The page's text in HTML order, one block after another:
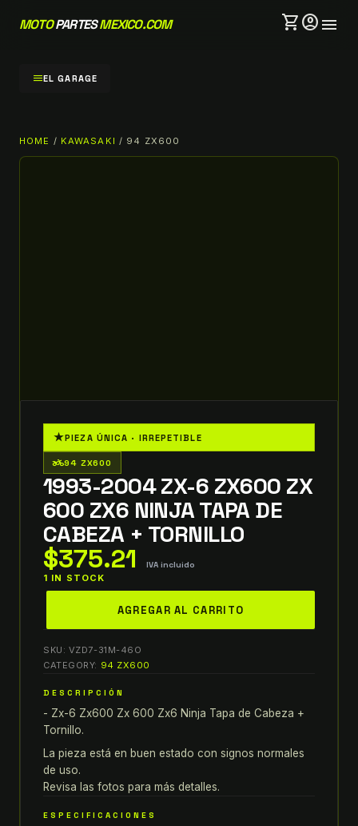
MOTOPARTESMEXICO.COM shopping_cartaccount_circlemenu
menuEL GARAGE
HOME / KAWASAKI / 94 ZX600
★PIEZA ÚNICA · IRREPETIBLE
two_wheeler94 ZX600
1993-2004 ZX-6 ZX600 ZX
600 ZX6 NINJA TAPA DE
CABEZA + TORNILLO
$375.21 IVA incluido
1 IN STOCK
6
ZX
600
ZX6
NINJA
TAPA
DE
CABEZA
AGREGAR AL CARRITO
SKU: VZD7-31M-46O
CATEGORY: 94 ZX600
DESCRIPCIÓN
- Zx-6 Zx600 Zx 600 Zx6 Ninja Tapa de Cabeza +
Tornillo.
La pieza está en buen estado con signos normales
de uso.
Revisa las fotos para más detalles.
ESPECIFICACIONES